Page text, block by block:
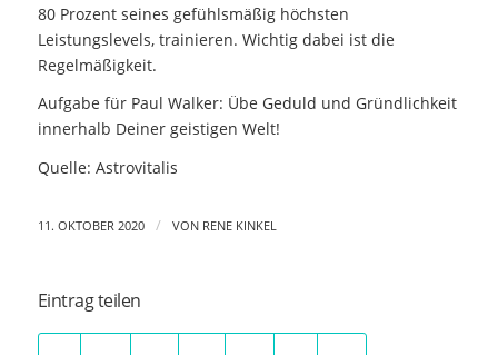
80 Prozent seines gefühlsmäßig höchsten
Leistungslevels, trainieren. Wichtig dabei ist die
Regelmäßigkeit.
Aufgabe für Paul Walker: Übe Geduld und Gründlichkeit
innerhalb Deiner geistigen Welt!
Quelle: Astrovitalis
11. OKTOBER 2020 / VON RENE KINKEL
Eintrag teilen